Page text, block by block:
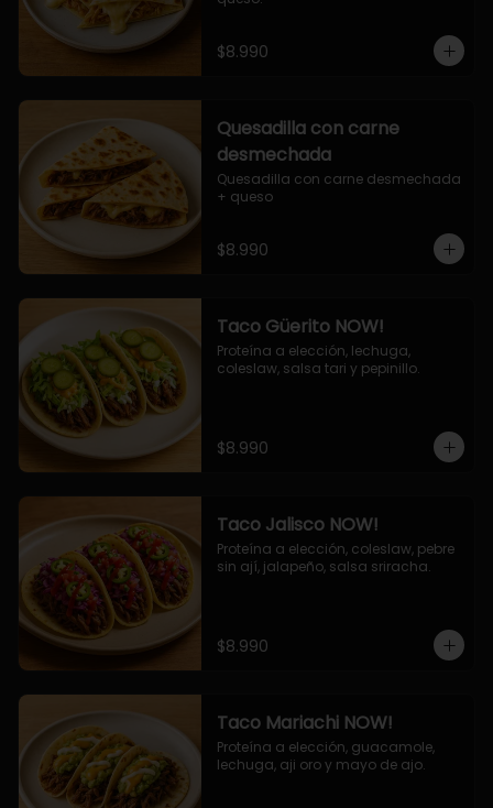
$8.990
Quesadilla con carne
desmechada
Quesadilla con carne desmechada
+ queso
$8.990
Taco Güerito NOW!
Proteína a elección, lechuga,
coleslaw, salsa tari y pepinillo.
$8.990
Taco Jalisco NOW!
Proteína a elección, coleslaw, pebre
sin ají, jalapeño, salsa sriracha.
$8.990
Taco Mariachi NOW!
Proteína a elección, guacamole,
lechuga, aji oro y mayo de ajo.